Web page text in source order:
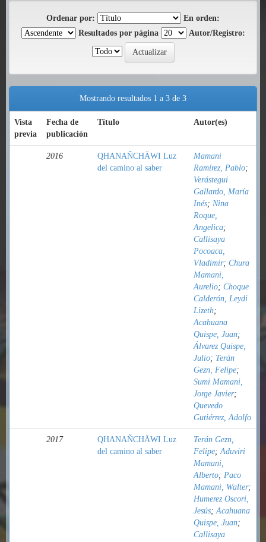
Ordenar por:
En orden:
Resultados por página
Autor/Registro:
Mostrando resultados 1 a 3 de 3
Vista
previa
Fecha de
publicación
Título Autor(es)
2016
QHANAÑCHÄWI Luz
del camino al saber
Mamani
Ramírez, Pablo;
Verástegui
Gallardo, María
Inés; Nina
Roque,
Angelica;
Callisaya
Pocoaca,
Vladimir; Chura
Mamani,
Aurelio; Choque
Calderón, Leydi
Lizeth;
Acahuana
Quispe, Juan;
Álvarez Quispe,
Julio; Terán
Gezn, Felipe;
Sumi Mamani,
Jorge Javier;
Quevedo
Gutiérrez, Adolfo
2017
QHANAÑCHÄWI Luz
del camino al saber
Terán Gezn,
Felipe;Aduviri
Mamani,
Alberto; Paco
Mamani, Walter;
Humerez Oscori,
Jesús;Acahuana
Quispe, Juan;
Callisaya